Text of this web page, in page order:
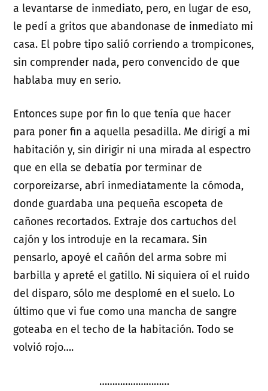
a levantarse de inmediato, pero, en lugar de eso,
le pedí a gritos que abandonase de inmediato mi
casa. El pobre tipo salió corriendo a trompicones,
sin comprender nada, pero convencido de que
hablaba muy en serio.
Entonces supe por fin lo que tenía que hacer
para poner fin a aquella pesadilla. Me dirigí a mi
habitación y, sin dirigir ni una mirada al espectro
que en ella se debatía por terminar de
corporeizarse, abrí inmediatamente la cómoda,
donde guardaba una pequeña escopeta de
cañones recortados. Extraje dos cartuchos del
cajón y los introduje en la recamara. Sin
pensarlo, apoyé el cañón del arma sobre mi
barbilla y apreté el gatillo. Ni siquiera oí el ruido
del disparo, sólo me desplomé en el suelo. Lo
último que vi fue como una mancha de sangre
goteaba en el techo de la habitación. Todo se
volvió rojo….
………………………